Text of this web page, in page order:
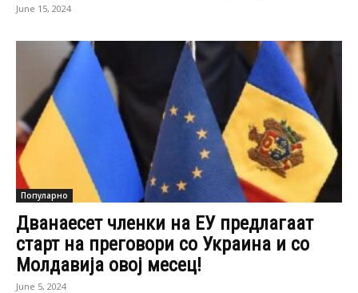
June 15, 2024
Популарно
Дванаесет членки на ЕУ предлагаат
старт на преговори со Украина и со
Молдавија овој месец!
June 5, 2024